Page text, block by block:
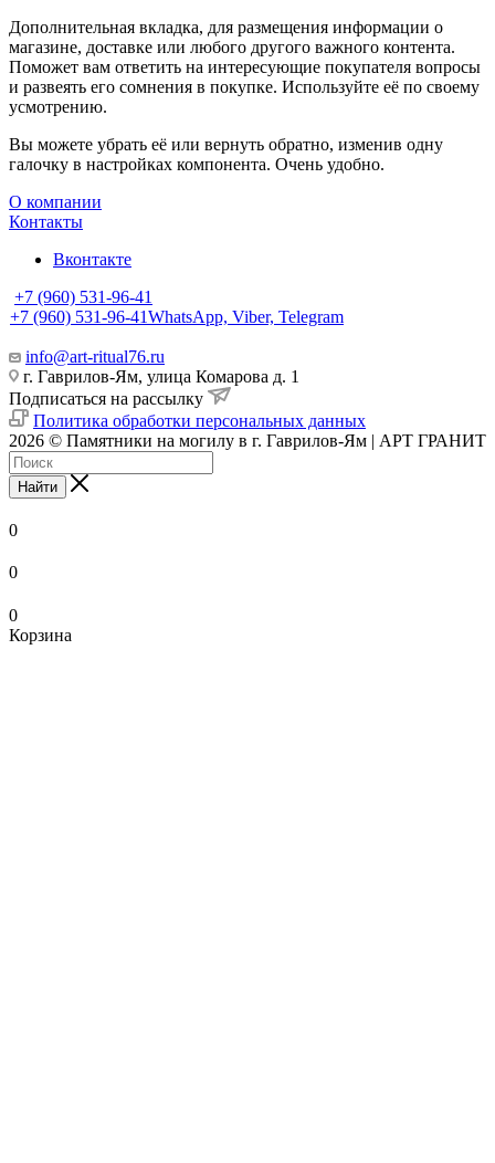
Дополнительная вкладка, для размещения информации о
магазине, доставке или любого другого важного контента.
Поможет вам ответить на интересующие покупателя вопросы
и развеять его сомнения в покупке. Используйте её по своему
усмотрению.
Вы можете убрать её или вернуть обратно, изменив одну
галочку в настройках компонента. Очень удобно.
О компании
Контакты
Вконтакте
+7 (960) 531-96-41
+7 (960) 531-96-41WhatsApp, Viber, Telegram
info@art-ritual76.ru
г. Гаврилов-Ям, улица Комарова д. 1
Подписаться на рассылку
Политика обработки персональных данных
2026 © Памятники на могилу в г. Гаврилов-Ям | АРТ ГРАНИТ
Найти
0
0
0
Корзина